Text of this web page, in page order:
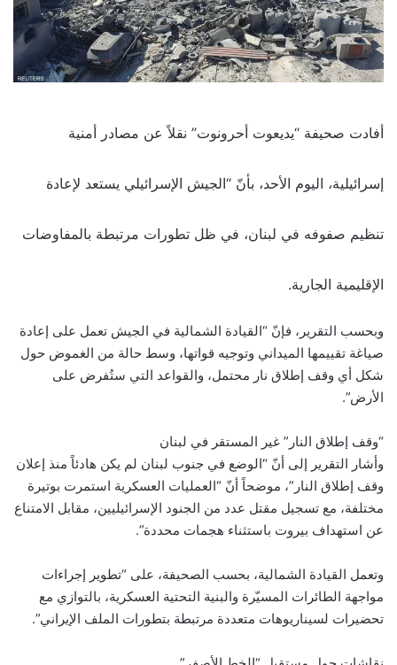
أفادت صحيفة “يديعوت أحرونوت” نقلاً عن مصادر أمنية
إسرائيلية، اليوم الأحد، بأنّ “الجيش الإسرائيلي يستعد لإعادة
تنظيم صفوفه في لبنان، في ظل تطورات مرتبطة بالمفاوضات
الإقليمية الجارية.
وبحسب التقرير، فإنّ “القيادة الشمالية في الجيش تعمل على إعادة
صياغة تقييمها الميداني وتوجيه قواتها، وسط حالة من الغموض حول
شكل أي وقف إطلاق نار محتمل، والقواعد التي ستُفرض على
الأرض”.
“وقف إطلاق النار” غير المستقر في لبنان
وأشار التقرير إلى أنّ “الوضع في جنوب لبنان لم يكن هادئاً منذ إعلان
وقف إطلاق النار”، موضحاً أنّ “العمليات العسكرية استمرت بوتيرة
مختلفة، مع تسجيل مقتل عدد من الجنود الإسرائيليين، مقابل الامتناع
عن استهداف بيروت باستثناء هجمات محددة”.
وتعمل القيادة الشمالية، بحسب الصحيفة، على “تطوير إجراءات
مواجهة الطائرات المسيّرة والبنية التحتية العسكرية، بالتوازي مع
تحضيرات لسيناريوهات متعددة مرتبطة بتطورات الملف الإيراني”.